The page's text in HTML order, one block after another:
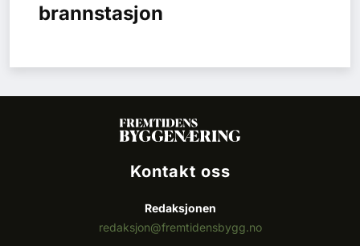
brannstasjon
Kontakt oss
Redaksjonen
redaksjon@fremtidensbygg.no